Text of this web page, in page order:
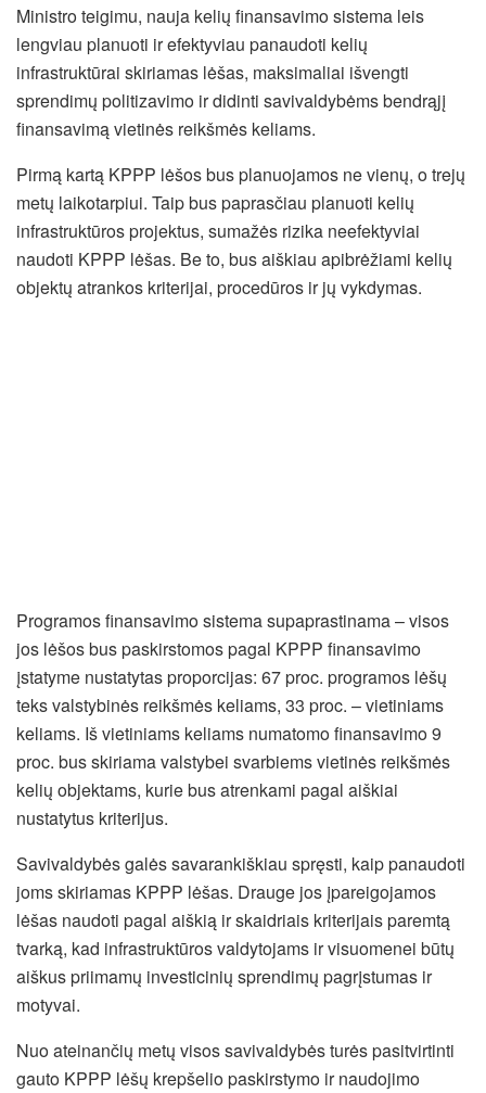
Ministro teigimu, nauja kelių finansavimo sistema leis
lengviau planuoti ir efektyviau panaudoti kelių
infrastruktūrai skiriamas lėšas, maksimaliai išvengti
sprendimų politizavimo ir didinti savivaldybėms bendrąjį
finansavimą vietinės reikšmės keliams.
Pirmą kartą KPPP lėšos bus planuojamos ne vienų, o trejų
metų laikotarpiui. Taip bus paprasčiau planuoti kelių
infrastruktūros projektus, sumažės rizika neefektyviai
naudoti KPPP lėšas. Be to, bus aiškiau apibrėžiami kelių
objektų atrankos kriterijai, procedūros ir jų vykdymas.
Programos finansavimo sistema supaprastinama – visos
jos lėšos bus paskirstomos pagal KPPP finansavimo
įstatyme nustatytas proporcijas: 67 proc. programos lėšų
teks valstybinės reikšmės keliams, 33 proc. – vietiniams
keliams. Iš vietiniams keliams numatomo finansavimo 9
proc. bus skiriama valstybei svarbiems vietinės reikšmės
kelių objektams, kurie bus atrenkami pagal aiškiai
nustatytus kriterijus.
Savivaldybės galės savarankiškiau spręsti, kaip panaudoti
joms skiriamas KPPP lėšas. Drauge jos įpareigojamos
lėšas naudoti pagal aiškią ir skaidriais kriterijais paremtą
tvarką, kad infrastruktūros valdytojams ir visuomenei būtų
aiškus priimamų investicinių sprendimų pagrįstumas ir
motyvai.
Nuo ateinančių metų visos savivaldybės turės pasitvirtinti
gauto KPPP lėšų krepšelio paskirstymo ir naudojimo